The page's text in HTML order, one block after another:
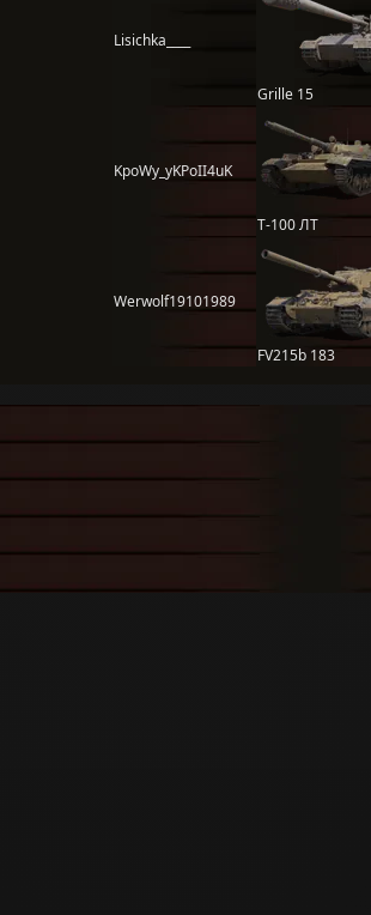
Lisichka____
Grille 15
KpoWy_yKPoII4uK
Т-100 ЛТ
Werwolf19101989
FV215b 183